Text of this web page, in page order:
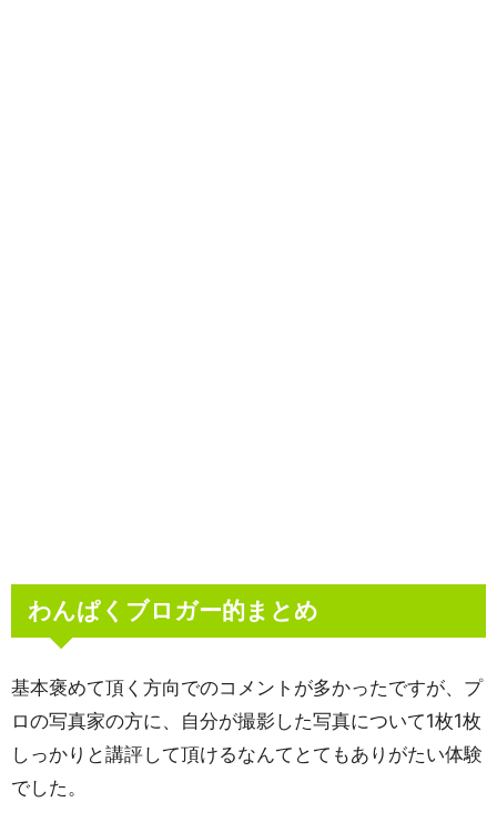
わんぱくブロガー的まとめ
基本褒めて頂く方向でのコメントが多かったですが、プ
ロの写真家の方に、自分が撮影した写真について1枚1枚
しっかりと講評して頂けるなんてとてもありがたい体験
でした。